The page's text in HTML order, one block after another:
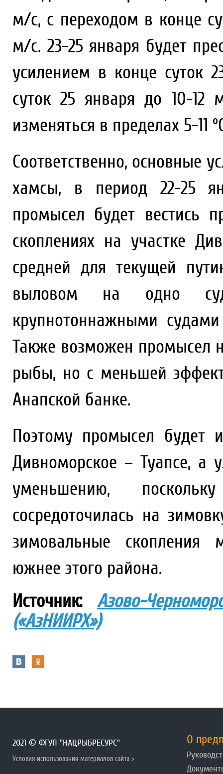
м/с, с переходом в конце
м/с. 23-25 января будет
усилением в конце суток
суток 25 января до 10-12
изменяться в пределах 5-11
Соответственно, основные
хамсы, в период 22-25
промысел будет вестись
скоплениях на участке
средней для текущей
выловом на одно
крупнотоннажными
Также возможен промысел
рыбы, но с меньшей
Анапской банке.
Поэтому промысел будет
Дивноморское – Туапсе, а
уменьшению,
сосредоточилась на
зимовальные скопления
южнее этого района.
Источник:Азово-
(«АзНИИРХ»)
2021 © ФГУП "НАЦРЫБРЕСУРС"
Условия использования материалов сайта >
О